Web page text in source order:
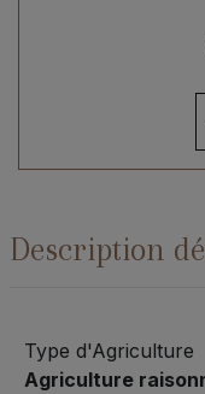
Description
Type d'Agriculture
Agriculture